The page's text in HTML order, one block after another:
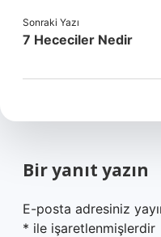
Sonraki Yazı
7 Hececiler Nedir
Bir yanıt yazın
E-posta adresiniz
* ile işaretlenmişlerdir